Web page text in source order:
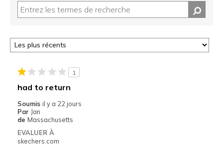
1
had to return
Soumis il y a 22 jours
Par Jan
de Massachusetts
EVALUER À
skechers.com